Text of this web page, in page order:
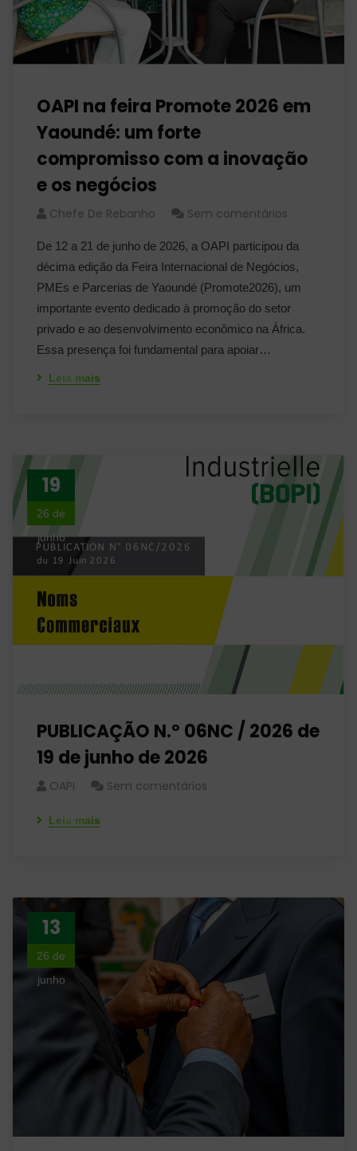
OAPI na feira Promote 2026 em
Yaoundé: um forte
compromisso com a inovação
e os negócios
Chefe De Rebanho Sem comentários
De 12 a 21 de junho de 2026, a OAPI participou da
décima edição da Feira Internacional de Negócios,
PMEs e Parcerias de Yaoundé (Promote2026), um
importante evento dedicado à promoção do setor
privado e ao desenvolvimento econômico na África.
Essa presença foi fundamental para apoiar…
Leia mais
19
26 de
junho
PUBLICAÇÃO N.º 06NC / 2026 de
19 de junho de 2026
OAPI Sem comentários
Leia mais
13
26 de
junho